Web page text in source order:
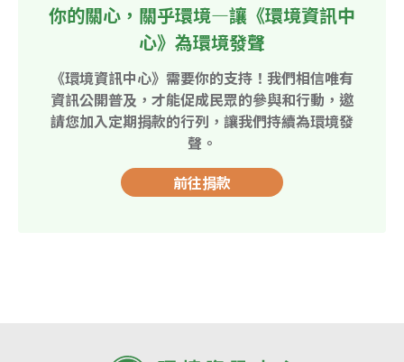
你的關心，關乎環境—讓《環境資訊中
心》為環境發聲
《環境資訊中心》需要你的支持！我們相信唯有
資訊公開普及，才能促成民眾的參與和行動，邀
請您加入定期捐款的行列，讓我們持續為環境發
聲。
前往捐款